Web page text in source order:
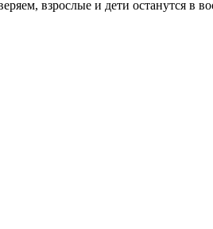
взрослые и дети останутся в